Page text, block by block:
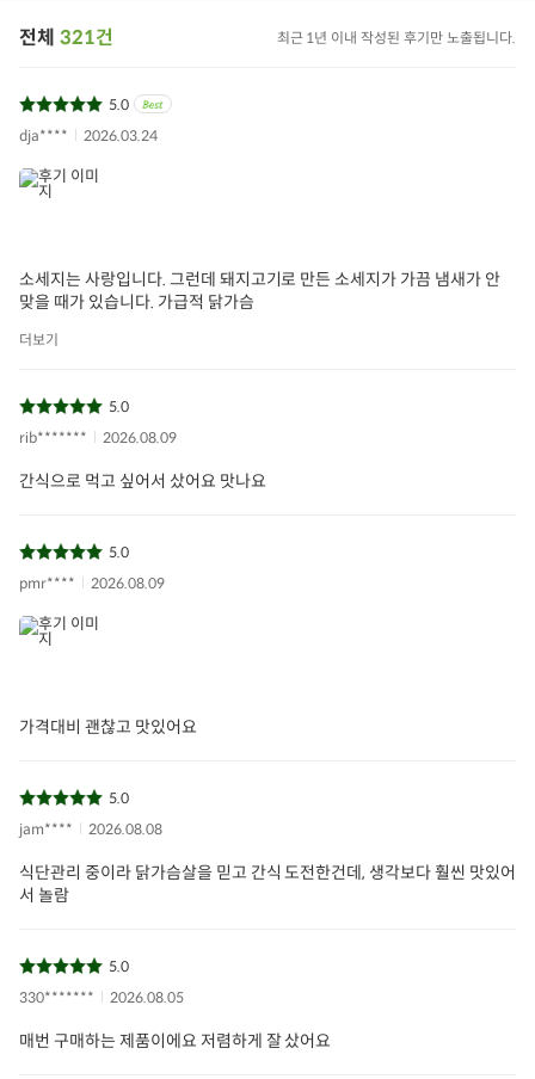
전체 321건 최근 1년 이내 작성된 후기만 노출됩니다.
5.0
dja****
2026.03.24
소세지는 사랑입니다. 그런데 돼지고기로 만든 소세지가 가끔 냄새가 안
맞을 때가 있습니다. 가급적 닭가슴
더보기
5.0
rib*******
2026.08.09
간식으로 먹고 싶어서 샀어요 맛나요
5.0
pmr****
2026.08.09
가격대비 괜찮고 맛있어요
5.0
jam****
2026.08.08
식단관리 중이라 닭가슴살을 믿고 간식 도전한건데, 생각보다 훨씬 맛있어
서 놀람
5.0
330*******
2026.08.05
매번 구매하는 제품이에요 저렴하게 잘 샀어요